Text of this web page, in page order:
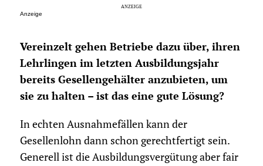
Anzeige
Vereinzelt gehen Betriebe dazu über, ihren
Lehrlingen im letzten Ausbildungsjahr
bereits Gesellengehälter anzubieten, um
sie zu halten – ist das eine gute Lösung?
In echten Ausnahmefällen kann der
Gesellenlohn dann schon gerechtfertigt sein.
Generell ist die Ausbildungsvergütung aber fair